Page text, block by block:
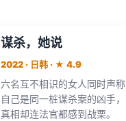
谋杀，她说
2022 · 日韩 · ★ 4.9
六名互不相识的女人同时声称
自己是同一桩谋杀案的凶手，
真相却连法官都感到战栗。